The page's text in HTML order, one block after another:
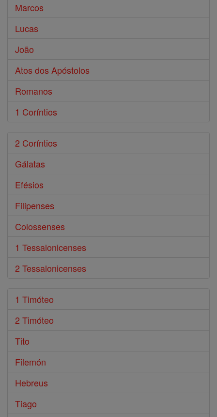
Marcos
Lucas
João
Atos dos Apóstolos
Romanos
1 Coríntios
2 Coríntios
Gálatas
Efésios
Filipenses
Colossenses
1 Tessalonicenses
2 Tessalonicenses
1 Timóteo
2 Timóteo
Tito
Filemón
Hebreus
Tiago